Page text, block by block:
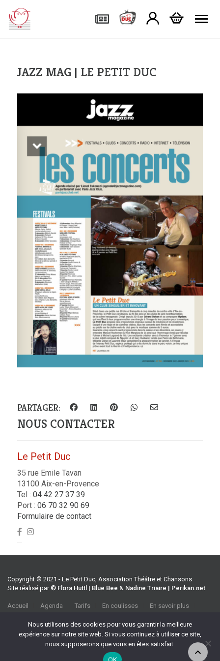
JAZZ MAG | LE PETIT DUC
PARTAGER:
NOUS CONTACTER
Le Petit Duc
35 rue Emile Tavan
13100 Aix-en-Provence
Tel : 04 42 27 37 39
Port : 06 70 32 90 69
Formulaire de contact
Copyright © 2021 - Le Petit Duc, Association Théâtre et Chansons
Site réalisé par © Flora Huttl | Blue Bee & Nadine Triaire | Perikan.net
Accueil Agenda Tarifs En coulisses
En savoir plus
Association Théâtre et Chansons
35 rue Emile Tavan, 13100 Aix-en-Provence
Nous utilisons des cookies pour vous garantir la meilleure
expérience sur notre site web. Si vous continuez à utiliser ce site,
nous supposerons que vous en êtes satisfait.
OK